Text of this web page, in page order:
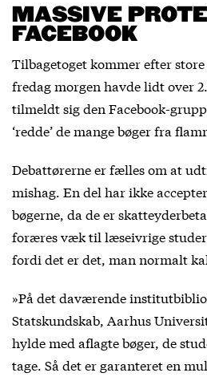
MASSIVE
FACEBOOK
Tilbagetoget kommer efter
fredag morgen havde lidt over
tilmeldt sig den Facebook-
‘redde’ de mange bøger fra
Debattørerne er fælles om at
mishag. En del har ikke
bøgerne, da de er
foræres væk til læseivrige
fordi det er det, man normalt
»På det daværende
Statskundskab, Aarhus
hylde med aflagte bøger, de
tage. Så det er garanteret en